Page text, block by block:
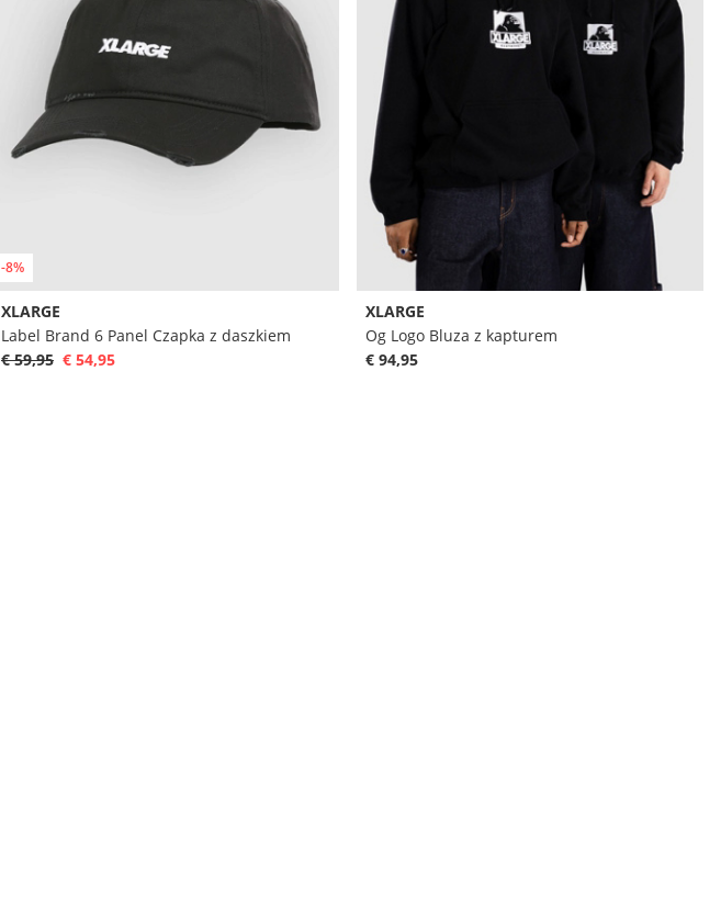
-8%
XLARGE
Label Brand 6 Panel Czapka z daszkiem
€ 59,95 € 54,95
XLARGE
Og Logo Bluza z kapturem
€ 94,95